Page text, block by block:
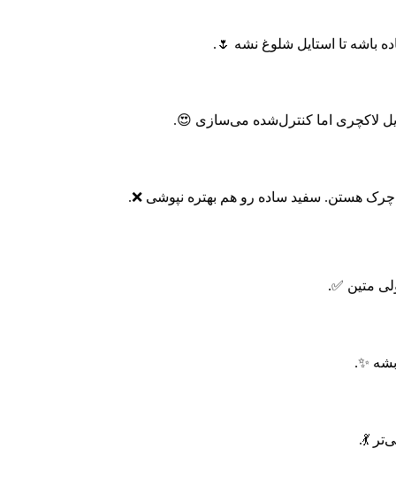
باشه تا استایل شلوغ نشه 🌷.
لاکچری اما کنترل‌شده می‌سازی 😍.
چرک هستن. سفید ساده رو هم بهتره نپوشی ❌.
متین ✅.
✨.
💃.